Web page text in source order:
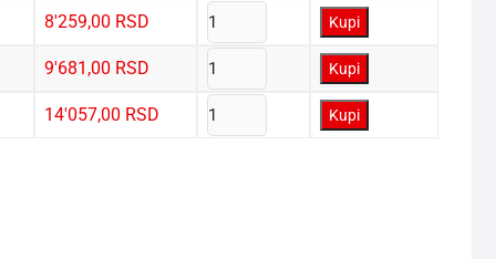
8'259,00 RSD Kupi
9'681,00 RSD Kupi
14'057,00 RSD Kupi